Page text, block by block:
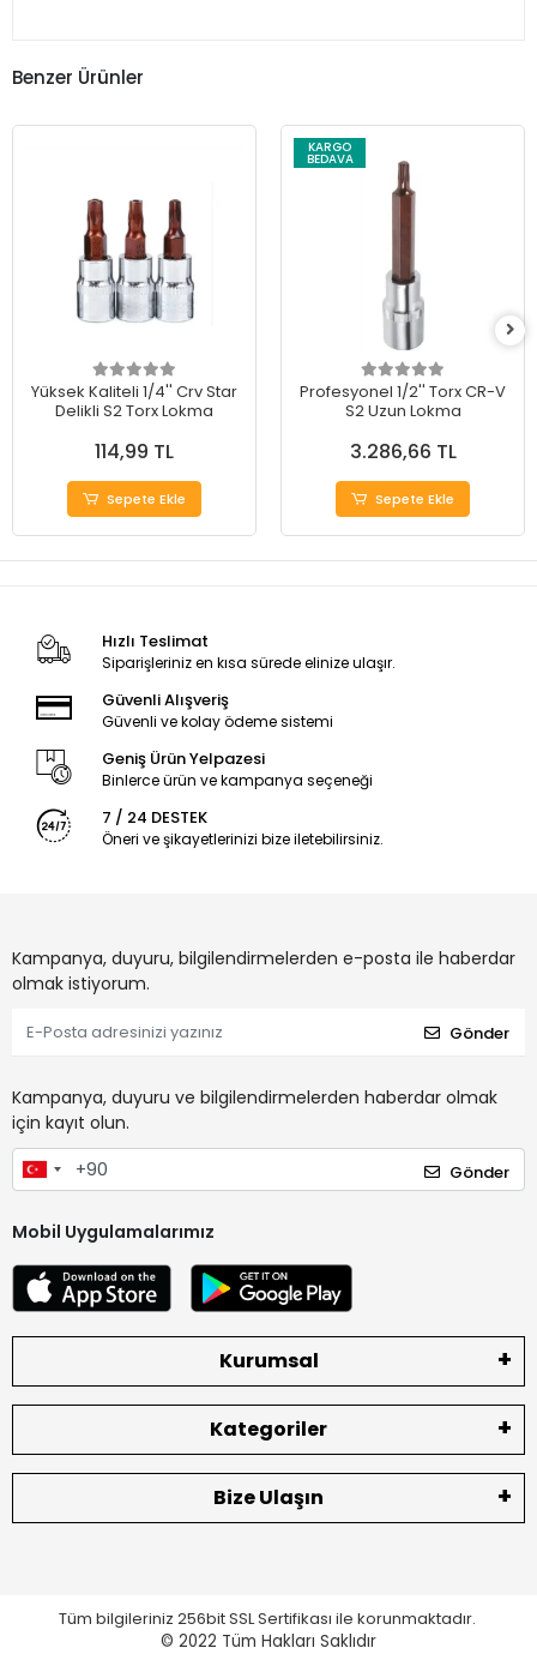
Benzer Ürünler
Yüksek Kaliteli 1/4'' Crv Star
Delikli S2 Torx Lokma
114,99 TL
Sepete Ekle
KARGO
BEDAVA
Profesyonel 1/2'' Torx CR-V
S2 Uzun Lokma
3.286,66 TL
Sepete Ekle
Hızlı Teslimat
Siparişleriniz en kısa sürede elinize ulaşır.
Güvenli Alışveriş
Güvenli ve kolay ödeme sistemi
Geniş Ürün Yelpazesi
Binlerce ürün ve kampanya seçeneği
7 / 24 DESTEK
Öneri ve şikayetlerinizi bize iletebilirsiniz.
Kampanya, duyuru, bilgilendirmelerden e-posta ile haberdar
olmak istiyorum.
Gönder
Kampanya, duyuru ve bilgilendirmelerden haberdar olmak
için kayıt olun.
Gönder
Mobil Uygulamalarımız
Kurumsal
Kategoriler
Bize Ulaşın
Tüm bilgileriniz 256bit SSL Sertifikası ile korunmaktadır.
© 2022 Tüm Hakları Saklıdır